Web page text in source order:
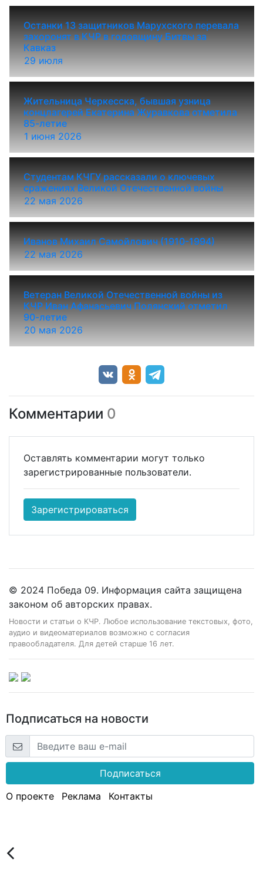
29 июля
Останки 13 защитников Марухского перевала
захоронят в КЧР в годовщину Битвы за
Кавказ
1 июня 2026
Жительница Черкесска, бывшая узница
концлагерей Екатерина Журавкова отметила
85-летие
22 мая 2026
Студентам КЧГУ рассказали о ключевых
сражениях Великой Отечественной войны
22 мая 2026
Иванов Михаил Самойлович (1910-1994)
20 мая 2026
Ветеран Великой Отечественной войны из
КЧР Иван Афанасьевич Полянский отметил
90-летие
Комментарии 0
Оставлять комментарии могут только
зарегистрированные пользователи.
Зарегистрироваться
© 2024 Победа 09. Информация сайта защищена
законом об авторских правах.
Новости и статьи о КЧР. Любое использование текстовых, фото,
аудио и видеоматериалов возможно с согласия
правообладателя. Для детей старше 16 лет.
Подписаться на новости
Подписаться
О проекте
Реклама Контакты